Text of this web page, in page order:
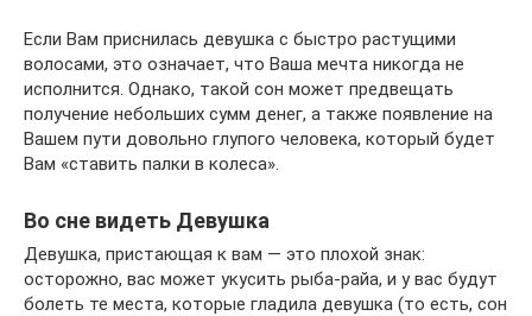
Если Вам приснилась девушка с быстро растущими
волосами, это означает, что Ваша мечта никогда не
исполнится. Однако, такой сон может предвещать
получение небольших сумм денег, а также появление на
Вашем пути довольно глупого человека, который будет
Вам «ставить палки в колеса».
Во сне видеть Девушка
Девушка, пристающая к вам — это плохой знак:
осторожно, вас может укусить рыба-райа, и у вас будут
болеть те места, которые гладила девушка (то есть, сон